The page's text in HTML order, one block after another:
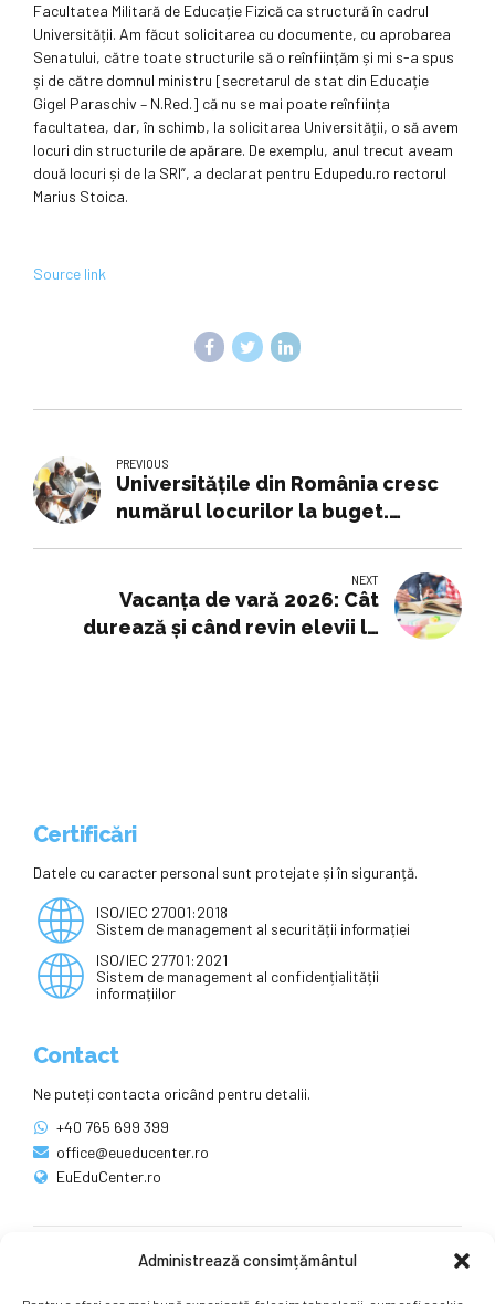
Administrează consimțământul
Facultatea Militară de Educație Fizică ca structură în cadrul
Universității. Am făcut solicitarea cu documente, cu aprobarea
Senatului, către toate structurile să o reînființăm și mi s-a spus
și de către domnul ministru [secretarul de stat din Educație
Gigel Paraschiv – N.Red.] că nu se mai poate reînființa
facultatea, dar, în schimb, la solicitarea Universității, o să avem
locuri din structurile de apărare. De exemplu, anul trecut aveam
două locuri și de la SRI”, a declarat pentru Edupedu.ro rectorul
Marius Stoica.
Source link
PREVIOUS
Universitățile din România cresc
numărul locurilor la buget.
NEXT
Vacanța de vară 2026: Cât
durează și când revin elevii la
Certificări
Datele cu caracter personal sunt protejate și în siguranță.
ISO/IEC 27001:2018
Sistem de management al securității informației
ISO/IEC 27701:2021
Sistem de management al confidențialității
informațiilor
Contact
Ne puteți contacta oricând pentru detalii.
+40 765 699 399
office@eueducenter.ro
EuEduCenter.ro